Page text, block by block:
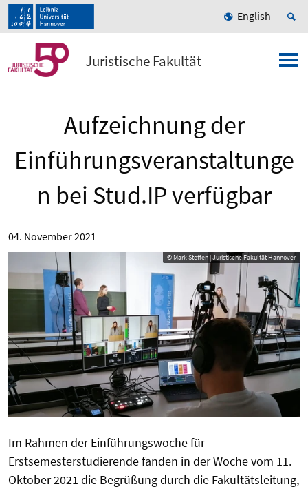
English
Juristische Fakultät
Aufzeichnung der
Einführungsveranstaltunge
n bei Stud.IP verfügbar
04. November 2021
© Mark Steffen | Juristische Fakultät Hannover
Im Rahmen der Einführungswoche für
Erstsemesterstudierende fanden in der Woche vom 11.
Oktober 2021 die Begrüßung durch die Fakultätsleitung,